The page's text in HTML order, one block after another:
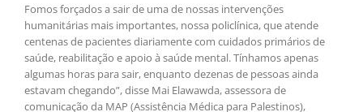
Fomos forçados a sair de uma de nossas intervenções
humanitárias mais importantes, nossa policlínica, que atende
centenas de pacientes diariamente com cuidados primários de
saúde, reabilitação e apoio à saúde mental. Tínhamos apenas
algumas horas para sair, enquanto dezenas de pessoas ainda
estavam chegando”, disse Mai Elawawda, assessora de
comunicação da MAP (Assistência Médica para Palestinos),